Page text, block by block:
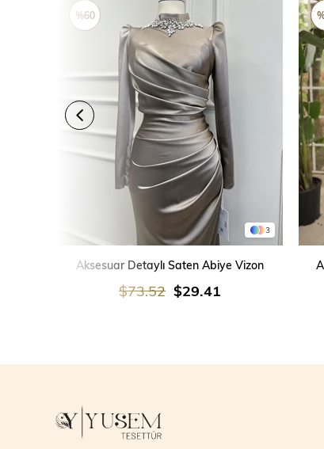
3
Aksesuar Detaylı Saten Abiye Vizon
$29.41
$73.52
ÜRÜN
%60